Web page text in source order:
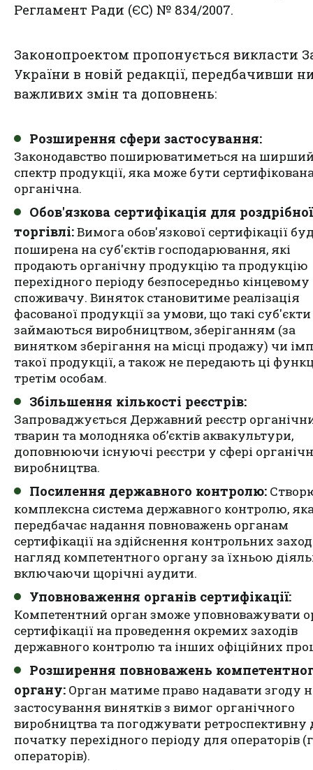
Регламент Ради (ЄС) № 834/2007.
Законопроектом пропонується викласти
України в новій редакції, передбачивши
важливих змін та доповнень:
Розширення сфери застосування:
Законодавство поширюватиметься на
спектр продукції, яка може бути
органічна.
Обов'язкова сертифікація для роздрібної
торгівлі:Вимога обов'язкової сертифікації
поширена на суб'єктів господарювання, які
продають органічну продукцію та продукцію
перехідного періоду безпосередньо кінцевому
споживачу. Виняток становитиме реалізація
фасованої продукції за умови, що такі
займаються виробництвом, зберіганням (за
винятком зберігання на місці продажу) чи
такої продукції, а також не передають ці
третім особам.
Збільшення кількості реєстрів:
Запроваджується Державний реєстр
тварин та молодняка об’єктів аквакультури,
доповнюючи існуючі реєстри у сфері
виробництва.
Посилення державного контролю:
комплексна система державного контролю,
передбачає надання повноважень органам
сертифікації на здійснення контрольних
нагляд компетентного органу за їхньою
включаючи щорічні аудити.
Уповноваження органів сертифікації:
Компетентний орган зможе уповноважувати
сертифікації на проведення окремих заходів
державного контролю та інших офіційних
Розширення повноважень
органу: Орган матиме право надавати згоду
застосування винятків з вимог органічного
виробництва та погоджувати ретроспективну
початку перехідного періоду для операторів
операторів).